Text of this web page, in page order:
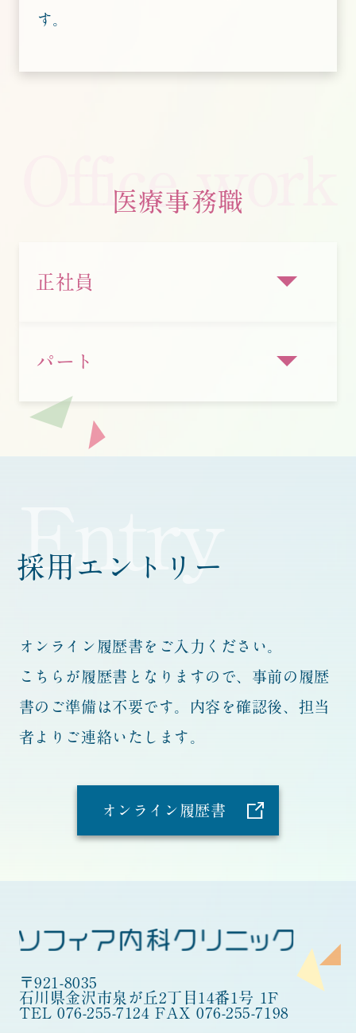
す。
Office work
医療事務職
正社員
パート
Entry
採用エントリー
オンライン履歴書をご入力ください。
こちらが履歴書となりますので、事前の履歴
書のご準備は不要です。
内容を確認後、担当
者よりご連絡いたします。
オンライン履歴書
〒921-8035
石川県金沢市泉が丘2丁目14番1号 1F
TEL 076-255-7124 FAX 076-255-7198